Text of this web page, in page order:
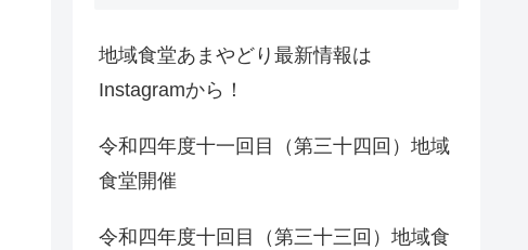
地域食堂あまやどり最新情報は
Instagramから！
令和四年度十一回目（第三十四回）地域
食堂開催
令和四年度十回目（第三十三回）地域食